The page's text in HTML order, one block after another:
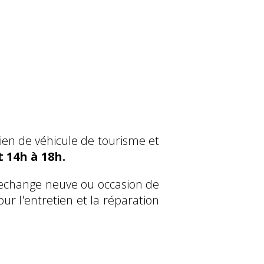
de véhicule de tourisme et
14h à 18h.
neuve ou occasion de
l'entretien et la réparation